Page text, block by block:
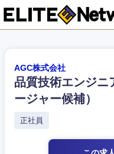
AGC株式会社
品質技術エンジ
ージャー候補）
正社員